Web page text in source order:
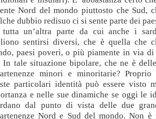
Nord del mondo piuttosto che Sud,
dubbio redisuo ci si sente parte dei
tutta un’altra parte da cui anche i
sentirsi diversi, che è quella che
paesi poveri, o più piamente in via
In tale situazione bipolare, che ne è
minori e minoritarie?
particolari identità può essere visto
e nelle sue dinamiche se oggi le
dal punto di vista delle due
Nord e Sud del mondo. Non è